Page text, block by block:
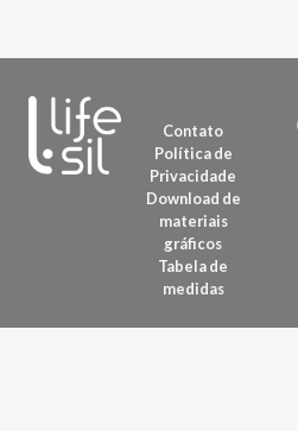
Contato
Política de
Privacidade
Download de
materiais
gráficos
Tabela de
medidas